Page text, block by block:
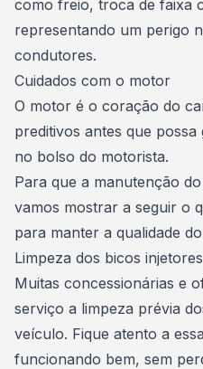
como freio, troca de faixa
representando um perigo
condutores.
Cuidados com o motor
O motor é o coração do
preditivos antes que
no bolso do motorista.
Para que a manutenção
vamos mostrar a seguir o
para manter a qualidade
Limpeza dos bicos injetores
Muitas concessionárias e
serviço a limpeza prévia
veículo. Fique atento a
funcionando bem, sem